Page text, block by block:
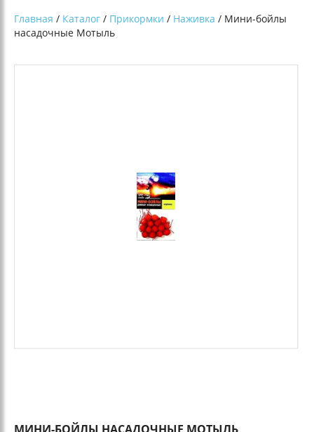
Главная / Каталог / Прикормки / Наживка / Мини-бойлы
насадочные Мотыль